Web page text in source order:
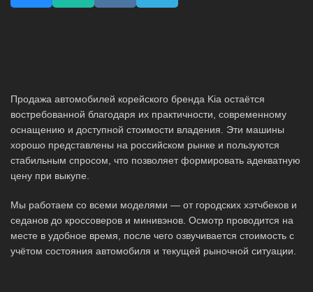
Продажа автомобилей корейского бренда Kia остаётся
востребованной благодаря их практичности, современному
оснащению и доступной стоимости владения. Эти машины
хорошо представлены на российском рынке и пользуются
стабильным спросом, что позволяет формировать адекватную
цену при выкупе.
Мы работаем со всеми моделями — от городских хэтчбеков и
седанов до кроссоверов и минивэнов. Осмотр проводится на
месте в удобное время, после чего озвучивается стоимость с
учётом состояния автомобиля и текущей рыночной ситуации.